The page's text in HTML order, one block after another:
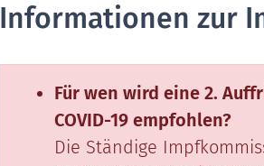
Informationen zur
Für wen wird eine 2.
COVID-19 empfohlen?
Die Ständige